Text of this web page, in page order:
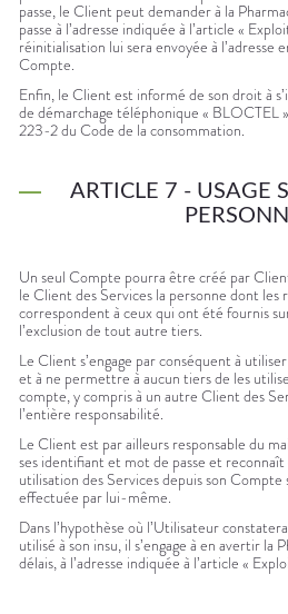
passe, le Client peut demander à la
passe à l’adresse indiquée à l’article «
réinitialisation lui sera envoyée à l’adresse
Compte.
Enfin, le Client est informé de son droit à
de démarchage téléphonique « BLOCTEL
223-2 du Code de la consommation.
ARTICLE 7 - USAGE
Un seul Compte pourra être créé par
le Client des Services la personne dont les
correspondent à ceux qui ont été fournis
l’exclusion de tout autre tiers.
Le Client s’engage par conséquent à
et à ne permettre à aucun tiers de les
compte, y compris à un autre Client des
l’entière responsabilité.
Le Client est par ailleurs responsable du
ses identifiant et mot de passe et
utilisation des Services depuis son
effectuée par lui-même.
Dans l’hypothèse où l’Utilisateur
utilisé à son insu, il s’engage à en avertir la
délais, à l’adresse indiquée à l’article «